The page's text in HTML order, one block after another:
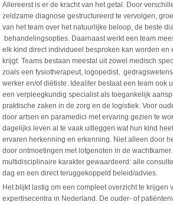
Allereerst is er de kracht van het getal. Door
zeldzame diagnose gestructureerd te vervolgen,
van het team over het natuurlijke beloop, de beste
behandelingsopties. Daarnaast werkt een team
elk kind direct individueel besproken kan worden en
krijgt. Teams bestaan meestal uit zowel medisch
zoals een fysiotherapeut, logopedist,
werker en/of diëtiste. Idealiter bestaat een team ook
een verpleegkundig specialist als toegankelijk
praktische zaken in de zorg en de logistiek. Voor
door artsen en paramedici met ervaring gezien te
dagelijks leven al te vaak uitleggen wat hun kind
ervaren herkenning en erkenning. Niet alleen door
door ontmoetingen met lotgenoten in de
multidisciplinaire karakter gewaardeerd: alle
dag en een direct teruggekoppeld beleid/advies.
Het blijkt lastig om een compleet overzicht te krijgen
expertisecentra in Nederland. De ouder- of